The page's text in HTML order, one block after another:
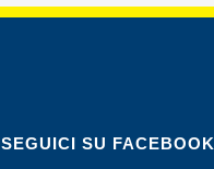
SEGUICI SU FACEBOOK